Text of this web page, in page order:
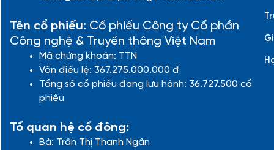
Tên cổ phiếu: Cổ phiếu Công ty Cổ phần
Công nghệ & Truyền thông Việt Nam
Mã chứng khoán: TTN
Vốn điều lệ: 367.275.000.000 đ
Tổng số cổ phiếu đang lưu hành: 36.727.500 cổ
phiếu
Tổ quan hệ cổ đông:
Bà: Trần Thị Thanh Ngân